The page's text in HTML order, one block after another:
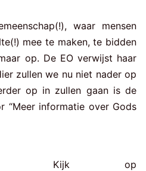
waar mensen
mee te maken, te bidden
op. De EO verwijst haar
zullen we nu niet nader op
op in zullen gaan is de
“Meer informatie over Gods
Kijk op